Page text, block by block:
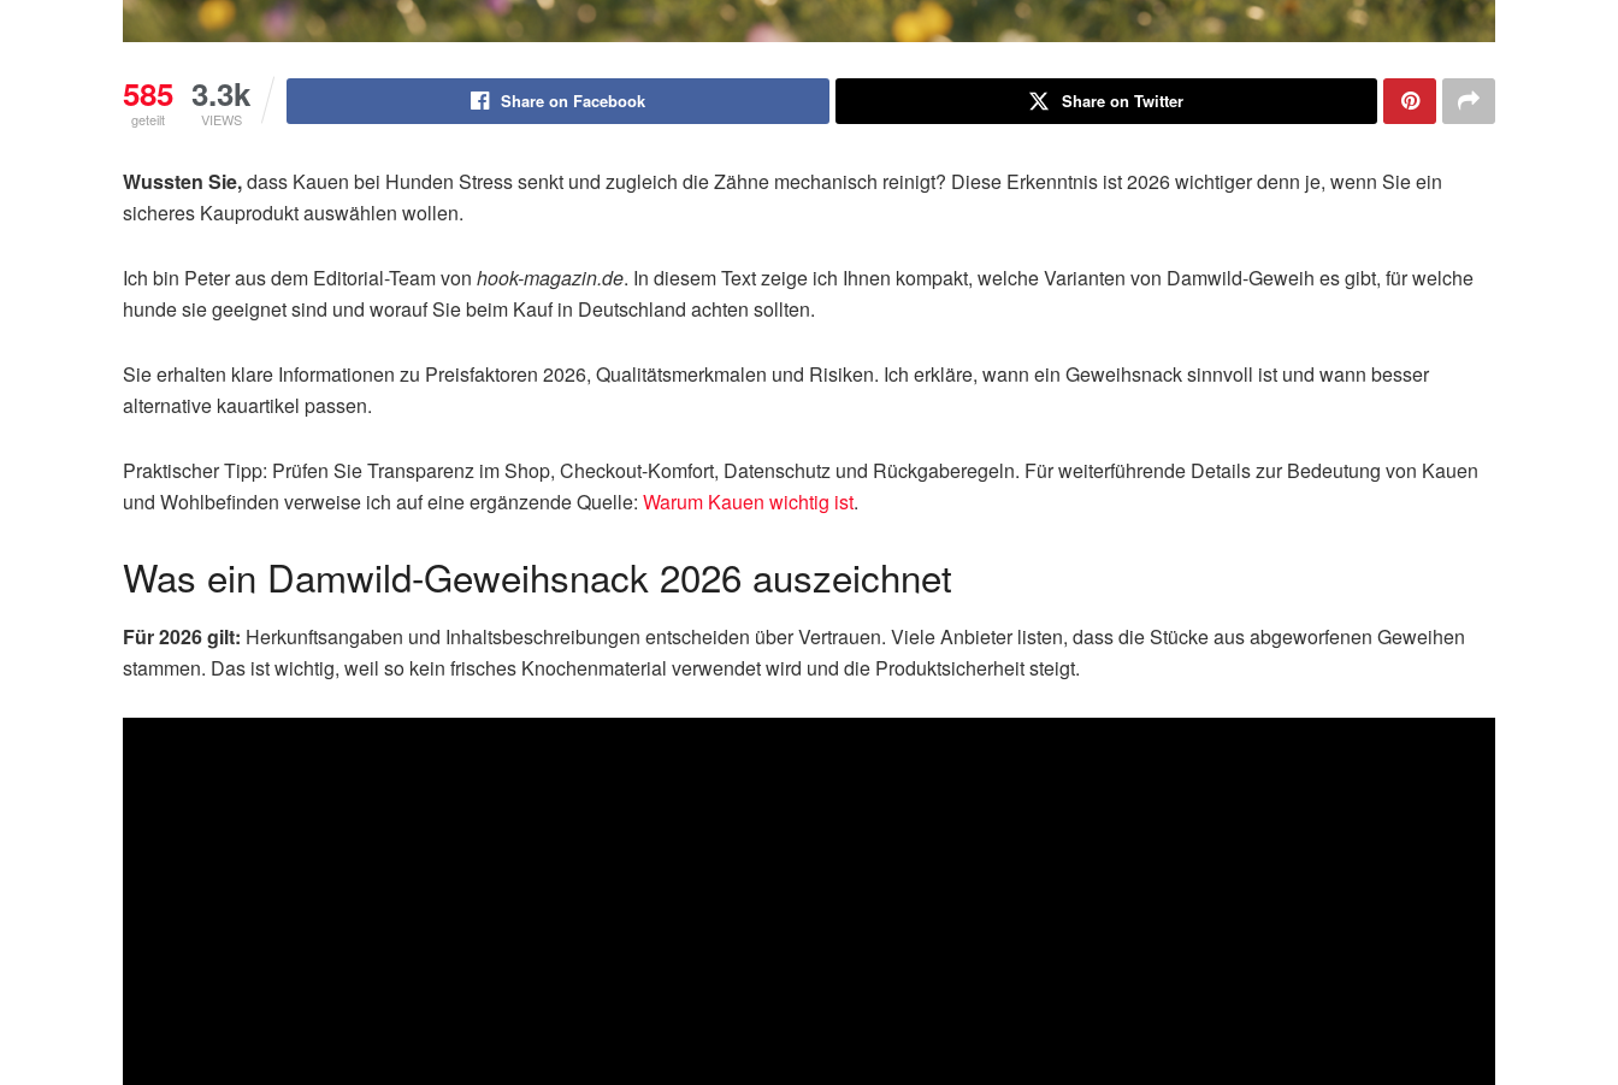
585
geteilt
3.3k
VIEWS
Share on Facebook Share on Twitter
Wussten Sie,dass Kauen bei Hunden Stress senkt und zugleich die Zähne mechanisch reinigt? Diese Erkenntnis ist 2026 wichtiger denn je, wenn Sie ein
sicheres Kauprodukt auswählen wollen.
Ich bin Peter aus dem Editorial-Team von hook-magazin.de. In diesem Text zeige ich Ihnen kompakt, welche Varianten von Damwild-Geweih es gibt, für welche
hunde sie geeignet sind und worauf Sie beim Kauf in Deutschland achten sollten.
Sie erhalten klare Informationen zu Preisfaktoren 2026, Qualitätsmerkmalen und Risiken. Ich erkläre, wann ein Geweihsnack sinnvoll ist und wann besser
alternative kauartikel passen.
Praktischer Tipp: Prüfen Sie Transparenz im Shop, Checkout-Komfort, Datenschutz und Rückgaberegeln. Für weiterführende Details zur Bedeutung von Kauen
und Wohlbefinden verweise ich auf eine ergänzende Quelle: Warum Kauen wichtig ist.
Was ein Damwild-Geweihsnack 2026 auszeichnet
Für 2026 gilt: Herkunftsangaben und Inhaltsbeschreibungen entscheiden über Vertrauen. Viele Anbieter listen, dass die Stücke aus abgeworfenen Geweihen
stammen. Das ist wichtig, weil so kein frisches Knochenmaterial verwendet wird und die Produktsicherheit steigt.